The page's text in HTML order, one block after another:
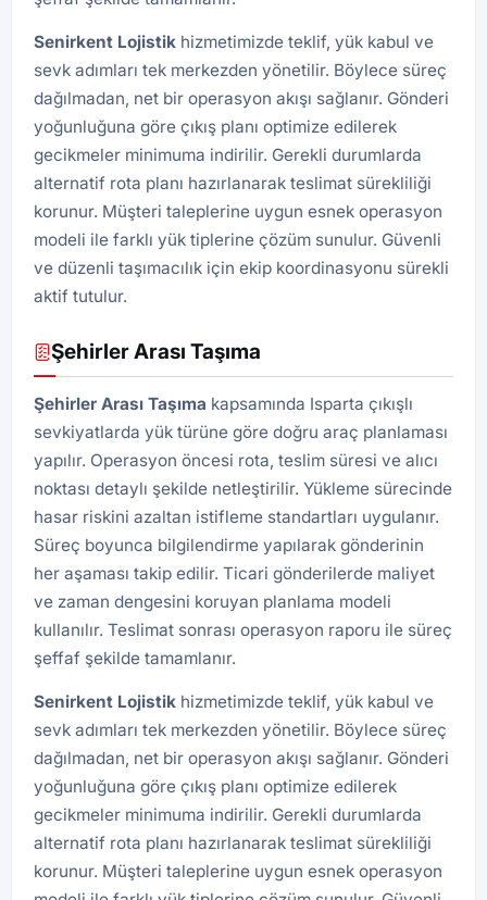
Senirkent Lojistik hizmetimizde teklif, yük kabul ve
sevk adımları tek merkezden yönetilir. Böylece süreç
dağılmadan, net bir operasyon akışı sağlanır. Gönderi
yoğunluğuna göre çıkış planı optimize edilerek
gecikmeler minimuma indirilir. Gerekli durumlarda
alternatif rota planı hazırlanarak teslimat sürekliliği
korunur. Müşteri taleplerine uygun esnek operasyon
modeli ile farklı yük tiplerine çözüm sunulur. Güvenli
ve düzenli taşımacılık için ekip koordinasyonu sürekli
aktif tutulur.
Şehirler Arası Taşıma
Şehirler Arası Taşıma kapsamında Isparta çıkışlı
sevkiyatlarda yük türüne göre doğru araç planlaması
yapılır. Operasyon öncesi rota, teslim süresi ve alıcı
noktası detaylı şekilde netleştirilir. Yükleme sürecinde
hasar riskini azaltan istifleme standartları uygulanır.
Süreç boyunca bilgilendirme yapılarak gönderinin
her aşaması takip edilir. Ticari gönderilerde maliyet
ve zaman dengesini koruyan planlama modeli
kullanılır. Teslimat sonrası operasyon raporu ile süreç
şeffaf şekilde tamamlanır.
Senirkent Lojistik hizmetimizde teklif, yük kabul ve
sevk adımları tek merkezden yönetilir. Böylece süreç
dağılmadan, net bir operasyon akışı sağlanır. Gönderi
yoğunluğuna göre çıkış planı optimize edilerek
gecikmeler minimuma indirilir. Gerekli durumlarda
alternatif rota planı hazırlanarak teslimat sürekliliği
korunur. Müşteri taleplerine uygun esnek operasyon